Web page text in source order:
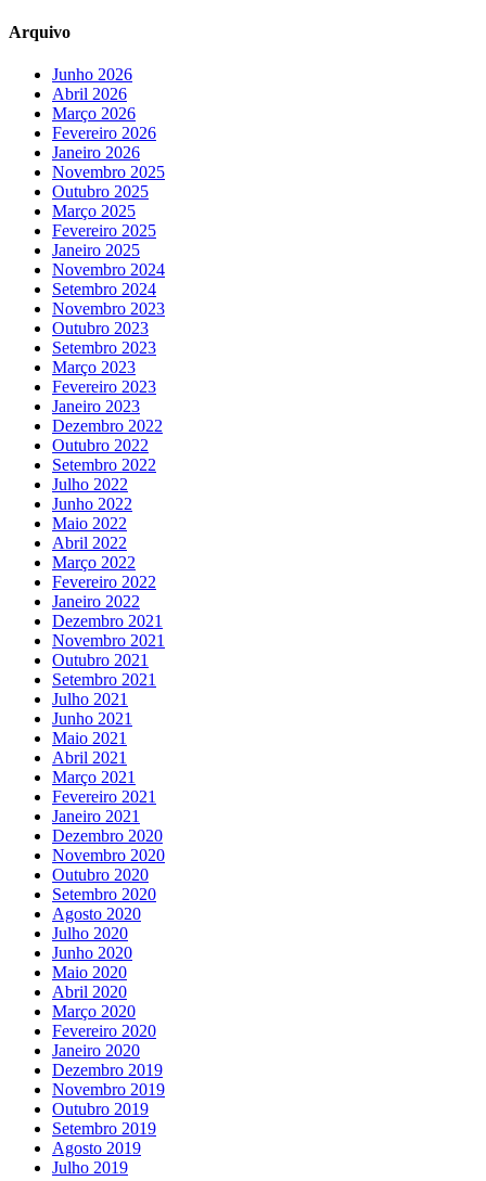
Arquivo
Junho 2026
Abril 2026
Março 2026
Fevereiro 2026
Janeiro 2026
Novembro 2025
Outubro 2025
Março 2025
Fevereiro 2025
Janeiro 2025
Novembro 2024
Setembro 2024
Novembro 2023
Outubro 2023
Setembro 2023
Março 2023
Fevereiro 2023
Janeiro 2023
Dezembro 2022
Outubro 2022
Setembro 2022
Julho 2022
Junho 2022
Maio 2022
Abril 2022
Março 2022
Fevereiro 2022
Janeiro 2022
Dezembro 2021
Novembro 2021
Outubro 2021
Setembro 2021
Julho 2021
Junho 2021
Maio 2021
Abril 2021
Março 2021
Fevereiro 2021
Janeiro 2021
Dezembro 2020
Novembro 2020
Outubro 2020
Setembro 2020
Agosto 2020
Julho 2020
Junho 2020
Maio 2020
Abril 2020
Março 2020
Fevereiro 2020
Janeiro 2020
Dezembro 2019
Novembro 2019
Outubro 2019
Setembro 2019
Agosto 2019
Julho 2019